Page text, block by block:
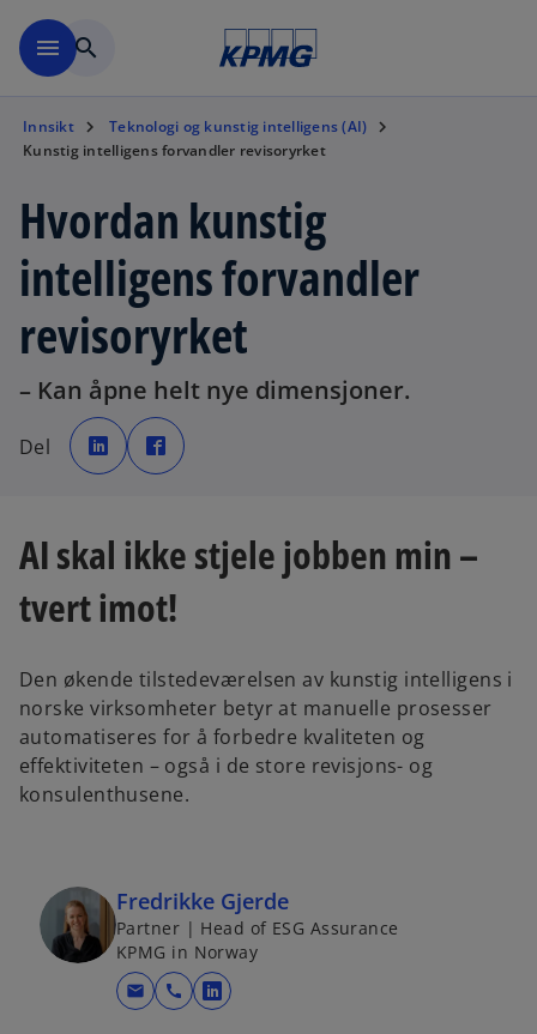
menu search
Innsikt
Teknologi og kunstig intelligens (AI)
Kunstig intelligens forvandler revisoryrket
Hvordan kunstig
intelligens forvandler
revisoryrket
– Kan åpne helt nye dimensjoner.
Del
o
p
e
n
n
e
w
b
p
e
e
w
AI skal ikke stjele jobben min –
tvert imot!
Den økende tilstedeværelsen av kunstig intelligens i
norske virksomheter betyr at manuelle prosesser
automatiseres for å forbedre kvaliteten og
effektiviteten – også i de store revisjons- og
konsulenthusene.
Fredrikke Gjerde
Partner | Head of ESG Assurance
KPMG in Norway
mail call
o